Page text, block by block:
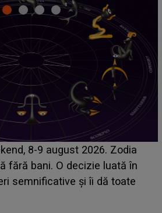
DETALIU ASCUNS până
concurentul din Casa Iubirii
NEAȘTEPTATĂ despre mama
față, eu nu te iubesc pentru